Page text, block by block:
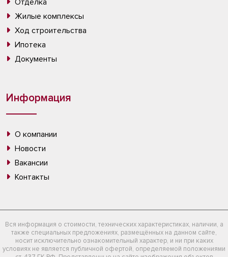
Отделка
Жилые комплексы
Ход строительства
Ипотека
Документы
Информация
О компании
Новости
Вакансии
Контакты
Вся информация о стоимости, технических характеристиках, наличии, а
также специальных предложениях, размещённых на данном сайте,
носит исключительно ознакомительный характер, и ни при каких
условиях не является публичной офертой, определяемой положениями